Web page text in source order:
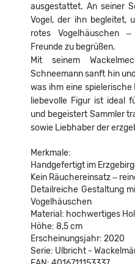
ausgestattet. An seiner
Vogel, der ihn begleitet,
rotes Vogelhäuschen
Freunde zu begrüßen.
Mit seinem
Schneemann sanft hin
was ihm eine
liebevolle Figur ist ideal
und begeistert Sammler
sowie Liebhaber der
Merkmale:
Handgefertigt im
Kein Räuchereinsatz –
Detailreiche Gestaltung
Vogelhäuschen
Material: hochwertiges
Höhe: 8,5 cm
Erscheinungsjahr: 2020
Serie: Ulbricht -